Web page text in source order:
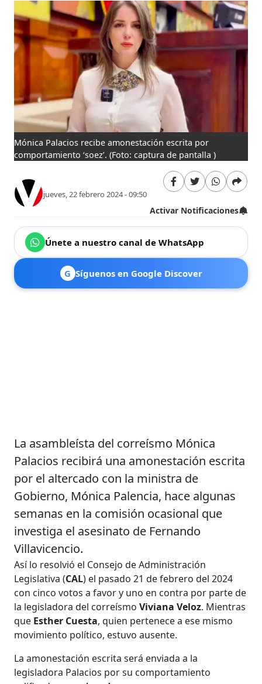
Mónica Palacios recibe amonestación escrita por
comportamiento ‘soez’.(Foto: captura de pantalla )
jueves, 22 febrero 2024 - 09:50
Activar Notificaciones
Únete a nuestro canal de WhatsApp
G Síguenos en Google Discover
La asambleísta del correísmo Mónica
Palacios recibirá una amonestación escrita
por el altercado con la ministra de
Gobierno, Mónica Palencia, hace algunas
semanas en la comisión ocasional que
investiga el asesinato de Fernando
Villavicencio.
Así lo resolvió el Consejo de Administración
Legislativa (CAL) el pasado 21 de febrero del 2024
con cinco votos a favor y uno en contra por parte de
la legisladora del correísmoViviana Veloz. Mientras
que Esther Cuesta, quien pertenece a ese mismo
movimiento político, estuvo ausente.
La amonestación escrita será enviada a la
legisladora Palacios por su comportamiento